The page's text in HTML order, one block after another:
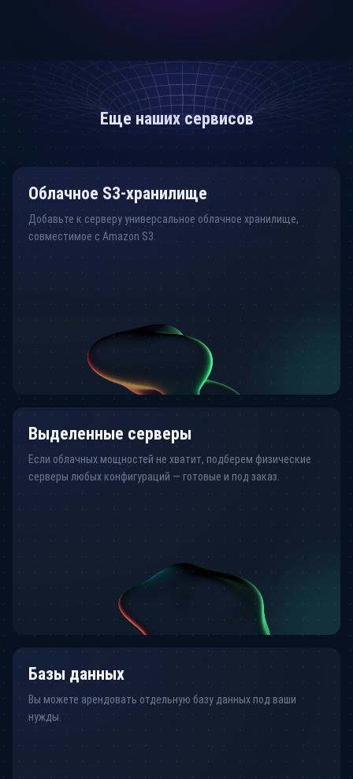
Еще наших сервисов
Облачное S3-хранилище
Добавьте к серверу универсальное облачное хранилище,
совместимое с Amazon S3.
Выделенные серверы
Если облачных мощностей не хватит, подберем физические
серверы любых конфигураций — готовые и под заказ.
Базы данных
Вы можете арендовать отдельную базу данных под ваши
нужды.